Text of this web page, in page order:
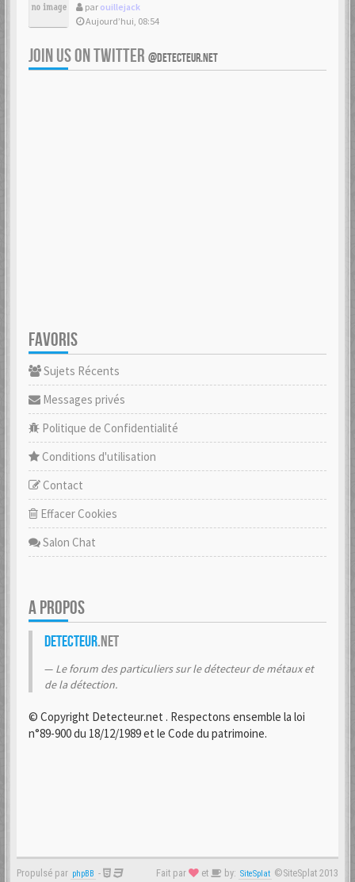
par ouillejack
Aujourd’hui, 08:54
JOIN US ON TWITTER @DETECTEUR.NET
FAVORIS
Sujets Récents
Messages privés
Politique de Confidentialité
Conditions d'utilisation
Contact
Effacer Cookies
Salon Chat
A PROPOS
Detecteur.net
Le forum des particuliers sur le détecteur de métaux et
de la détection.
© Copyright Detecteur.net . Respectons ensemble la loi
n°89-900 du 18/12/1989 et le Code du patrimoine.
Propulsé par phpBB - Fait par et by: SiteSplat ©SiteSplat 2013